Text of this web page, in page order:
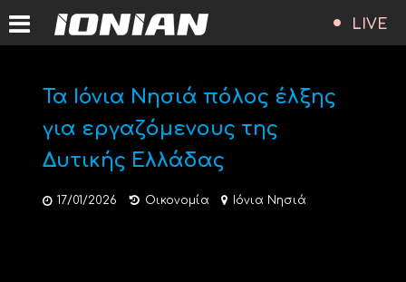
LIVE
Τα Ιόνια Νησιά πόλος έλξης
για εργαζόμενους της
Δυτικής Ελλάδας
17/01/2026 Οικονομία Ιόνια Νησιά